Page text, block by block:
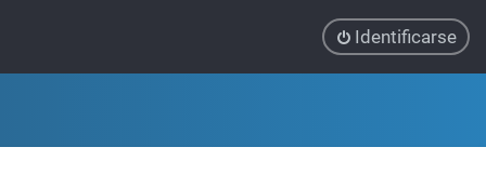
Identificarse